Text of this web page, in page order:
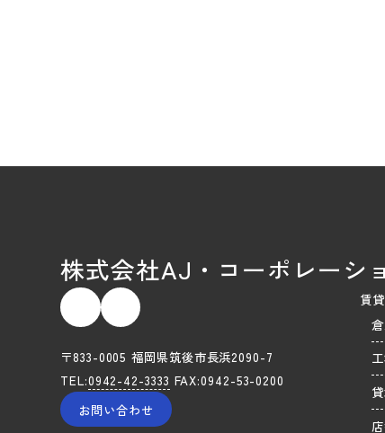
株式会社AJ・コーポレーシ
〒833-0005 福岡県筑後市長浜2090-7
TEL:0942-42-3333 FAX:0942-53-0200
お問い合わせ
賃